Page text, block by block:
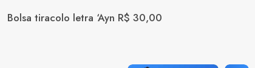
Bolsa tiracolo letra ‘Ayn R$ 30,00